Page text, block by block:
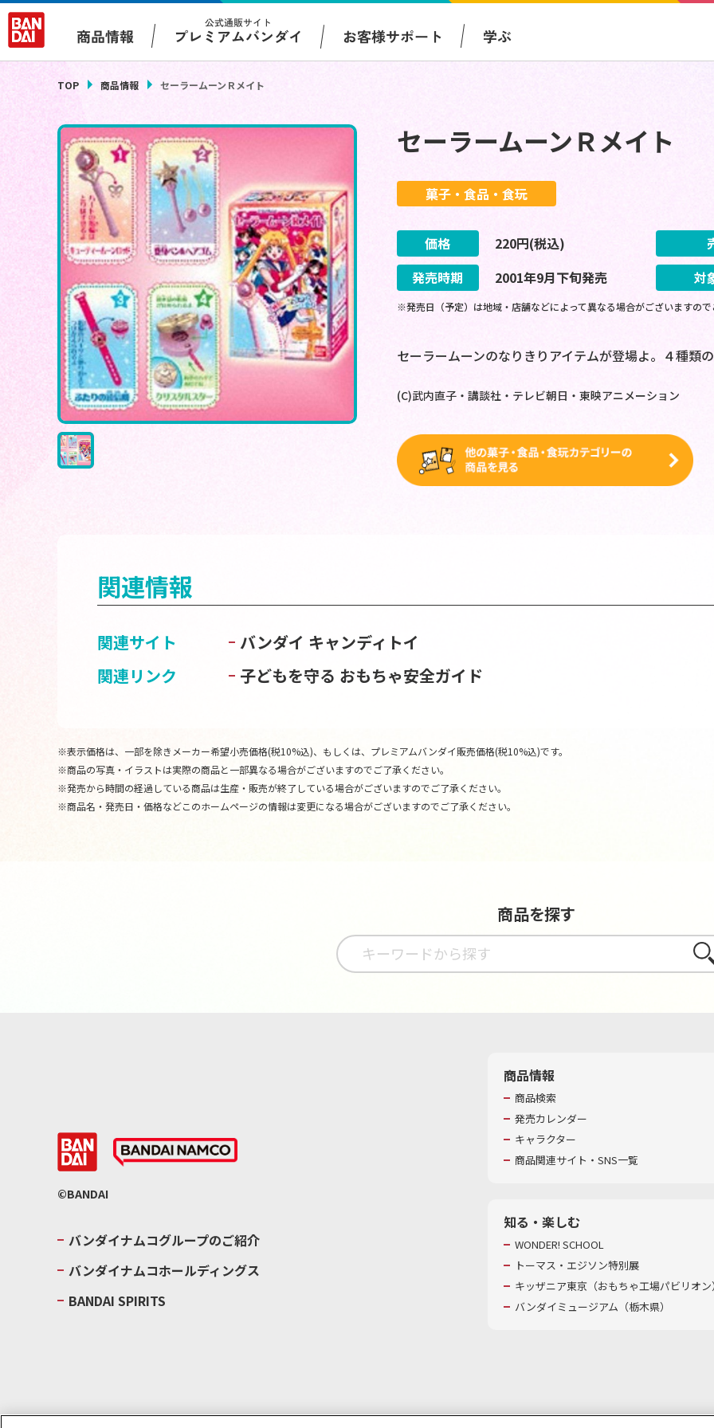
商品情報
公式通販サイト
プレミアムバンダイ お客様サポート 学ぶ
TOP 商品情報 セーラームーンＲメイト
セーラームーンＲメイト
菓子・食品・食玩
価格 220円(税込)
発売時期
2001年9月下旬発売 対
※発売日（予定）は地域・店舗などによって異なる場合がございますの
セーラームーンのなりきりアイテムが登場よ。４種類
(C)武内直子・講談社・テレビ朝日・東映アニメーション
関連情報
関連サイト
バンダイ キャンディトイ
関連リンク
子どもを守る おもちゃ安全ガイド
※表示価格は、一部を除きメーカー希望小売価格(税10%込)、もしくは、プレミアムバンダイ販売価格(税10%込)です。
※商品の写真・イラストは実際の商品と一部異なる場合がございますのでご了承ください。
※発売から時間の経過している商品は生産・販売が終了している場合がございますのでご了承ください。
※商品名・発売日・価格などこのホームページの情報は変更になる場合がございますのでご了承ください。
商品を探す
さが
©BANDAI
バンダイナムコグループのご紹介
バンダイナムコホールディングス
BANDAI SPIRITS
商品情報
商品検索
発売カレンダー
キャラクター
商品関連サイト・SNS一覧
知る・楽しむ
WONDER! SCHOOL
トーマス・エジソン特別展
キッザニア東京（おもちゃ工場パビリオ
バンダイミュージアム（栃木県）